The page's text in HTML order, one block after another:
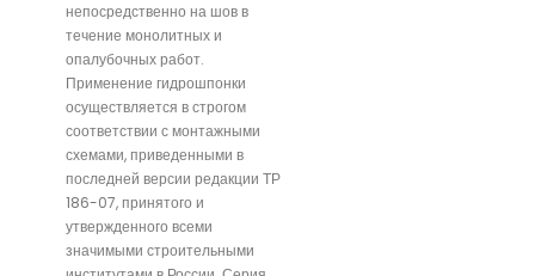
непосредственно на шов в
течение монолитных и
опалубочных работ.
Применение гидрошпонки
осуществляется в строгом
соответствии с монтажными
схемами, приведенными в
последней версии редакции ТР
186-07, принятого и
утвержденного всеми
значимыми строительными